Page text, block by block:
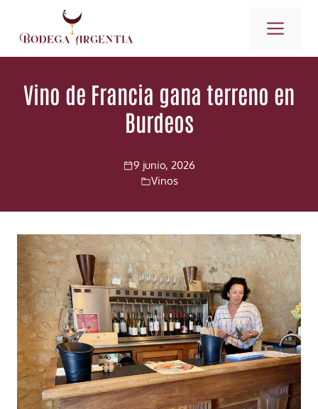
contenido
Vino de Francia gana terreno en
Burdeos
9 junio, 2026
Vinos